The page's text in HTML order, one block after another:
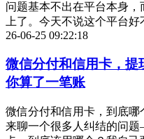
问题基本不出在平台本身
上了。今天不说这个平台好
26-06-25 09:22:18
微信分付和信用卡，提
你算了一笔账
微信分付和信用卡，到底
来聊一个很多人纠结的问